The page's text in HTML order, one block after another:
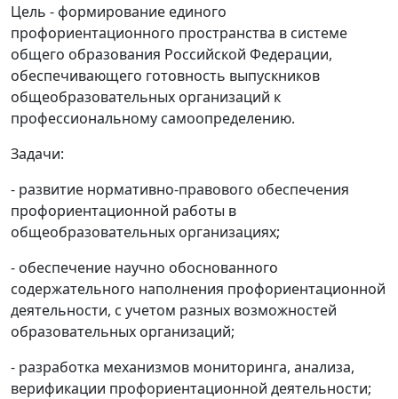
Цель - формирование единого
профориентационного пространства в системе
общего образования Российской Федерации,
обеспечивающего готовность выпускников
общеобразовательных организаций к
профессиональному самоопределению.
Задачи:
- развитие нормативно-правового обеспечения
профориентационной работы в
общеобразовательных организациях;
- обеспечение научно обоснованного
содержательного наполнения профориентационной
деятельности, с учетом разных возможностей
образовательных организаций;
- разработка механизмов мониторинга, анализа,
верификации профориентационной деятельности;